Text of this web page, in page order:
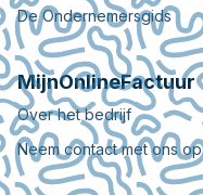
De Ondernemersgids
MijnOnlineFactuur
Over het bedrijf
Neem contact met ons op